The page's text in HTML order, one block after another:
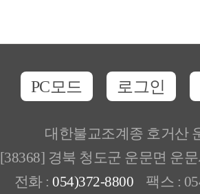
PC모드 로그인
대한불교조계종 호거산
[38368] 경북 청도군 운문면 운
전화 : 054)372-8800 팩스 :